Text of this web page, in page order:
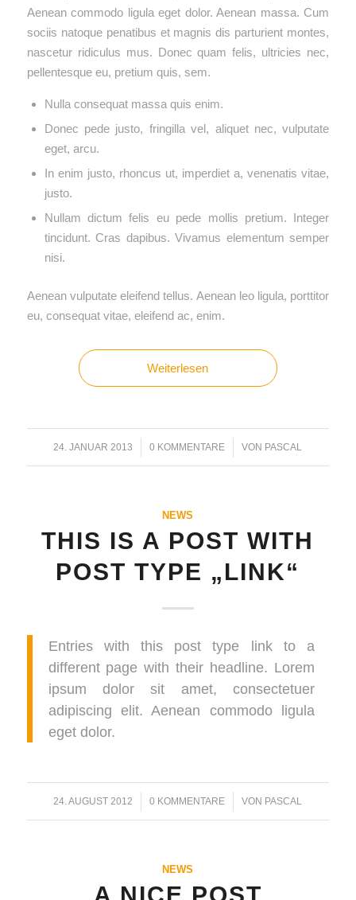
Aenean commodo ligula eget dolor. Aenean massa. Cum
sociis natoque penatibus et magnis dis parturient montes,
nascetur ridiculus mus. Donec quam felis, ultricies nec,
pellentesque eu, pretium quis, sem.
Nulla consequat massa quis enim.
Donec pede justo, fringilla vel, aliquet nec, vulputate
eget, arcu.
In enim justo, rhoncus ut, imperdiet a, venenatis vitae,
justo.
Nullam dictum felis eu pede mollis pretium. Integer
tincidunt. Cras dapibus. Vivamus elementum semper
nisi.
Aenean vulputate eleifend tellus. Aenean leo ligula, porttitor
eu, consequat vitae, eleifend ac, enim.
Weiterlesen
24. JANUAR 2013
/ 0 KOMMENTARE
/ VON PASCAL
NEWS
THIS IS A POST WITH
POST TYPE „LINK“
Entries with this post type link to a
different page with their headline. Lorem
ipsum dolor sit amet, consectetuer
adipiscing elit. Aenean commodo ligula
eget dolor.
24. AUGUST 2012
/ 0 KOMMENTARE
/ VON PASCAL
NEWS